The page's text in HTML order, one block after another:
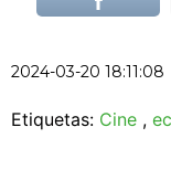
2024-03-20 18:11:08
Etiquetas: Cine ,